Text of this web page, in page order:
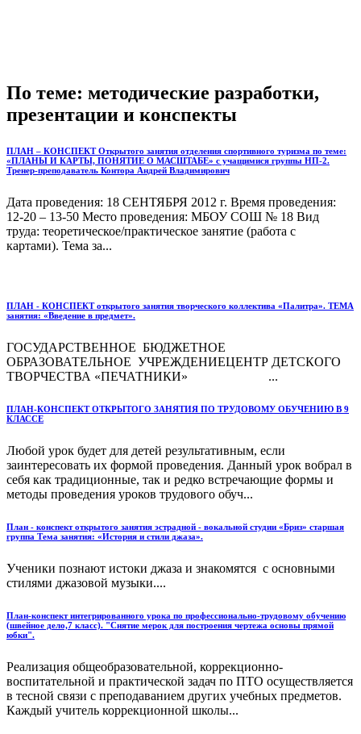
По теме: методические разработки,
презентации и конспекты
ПЛАН – КОНСПЕКТ Открытого занятия отделения спортивного туризма по теме:
«ПЛАНЫ И КАРТЫ, ПОНЯТИЕ О МАСШТАБЕ» с учащимися группы НП-2.
Тренер-преподаватель Контора Андрей Владимирович
Дата проведения: 18 СЕНТЯБРЯ 2012 г. Время проведения:
12-20 – 13-50 Место проведения: МБОУ СОШ № 18 Вид
труда: теоретическое/практическое занятие (работа с
картами). Тема за...
ПЛАН - КОНСПЕКТ открытого занятия творческого коллектива «Палитра». ТЕМА
занятия: «Введение в предмет».
ГОСУДАРСТВЕННОЕ БЮДЖЕТНОЕ
ОБРАЗОВАТЕЛЬНОЕ УЧРЕЖДЕНИЕЦЕНТР ДЕТСКОГО
ТВОРЧЕСТВА «ПЕЧАТНИКИ» ...
ПЛАН-КОНСПЕКТ ОТКРЫТОГО ЗАНЯТИЯ ПО ТРУДОВОМУ ОБУЧЕНИЮ В 9
КЛАССЕ
Любой урок будет для детей результативным, если
заинтересовать их формой проведения. Данный урок вобрал в
себя как традиционные, так и редко встречающие формы и
методы проведения уроков трудового обуч...
План - конспект открытого занятия эстрадной - вокальной студии «Бриз» старшая
группа Тема занятия: «История и стили джаза».
Ученики познают истоки джаза и знакомятся с основными
стилями джазовой музыки....
План-конспект интегрированного урока по профессионально-трудовому обучению
(швейное дело,7 класс). "Снятие мерок для построения чертежа основы прямой
юбки".
Реализация общеобразовательной, коррекционно-
воспитательной и практической задач по ПТО осуществляется
в тесной связи с преподаванием других учебных предметов.
Каждый учитель коррекционной школы...